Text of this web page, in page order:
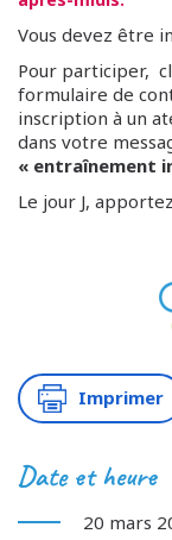
Vous devez être
Pour participer,
formulaire de
inscription à un
dans votre
« entraînement
Le jour J,
Imprimer
Date et heure
20 mars